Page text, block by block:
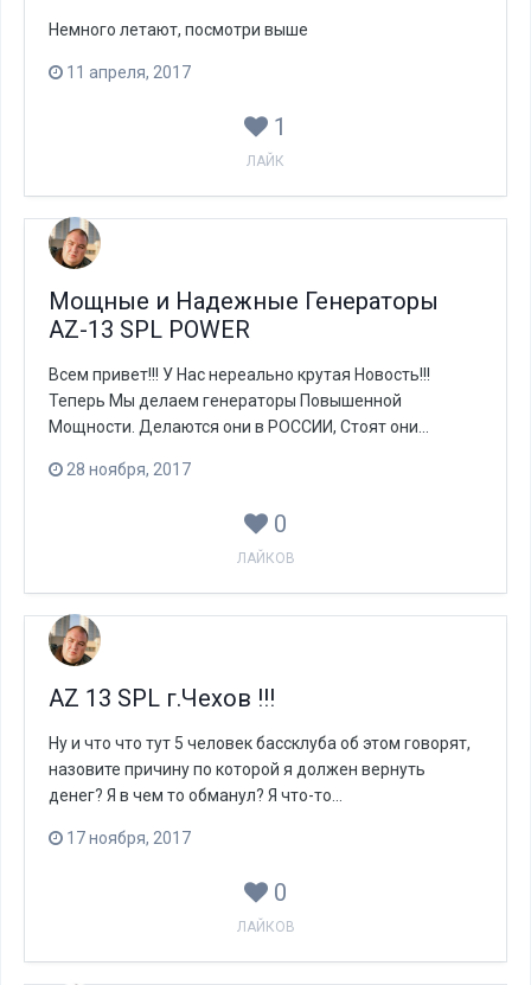
Немного летают, посмотри выше
11 апреля, 2017
1
ЛАЙК
Мощные и Надежные Генераторы
AZ-13 SPL POWER
Всем привет!!! У Нас нереально крутая Новость!!!
Теперь Мы делаем генераторы Повышенной
Мощности. Делаются они в РОССИИ, Стоят они...
28 ноября, 2017
0
ЛАЙКОВ
AZ 13 SPL г.Чехов !!!
Ну и что что тут 5 человек бассклуба об этом говорят,
назовите причину по которой я должен вернуть
денег? Я в чем то обманул? Я что-то...
17 ноября, 2017
0
ЛАЙКОВ